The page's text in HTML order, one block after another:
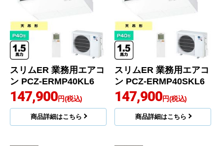
スリムER 業務用エアコ
ン PCZ-ERMP40KL6
147,900円(税込)
商品詳細はこちら
スリムER 業務用エアコ
ン PCZ-ERMP40SKL6
147,900円(税込)
商品詳細はこちら